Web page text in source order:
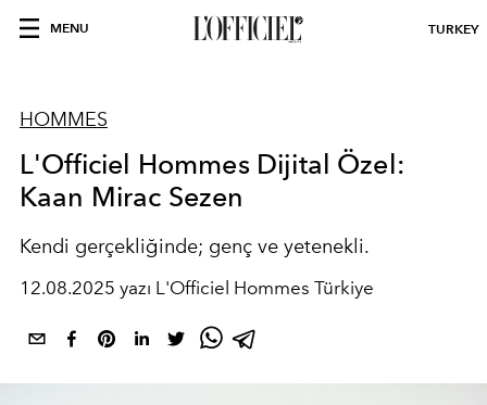
MENU TURKEY
HOMMES
L'Officiel Hommes Dijital Özel:
Kaan Mirac Sezen
Kendi gerçekliğinde; genç ve yetenekli.
12.08.2025 yazı L'Officiel Hommes Türkiye